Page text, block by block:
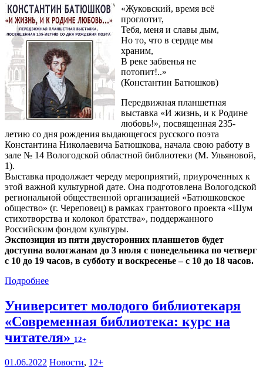
«Жуковский, время всё
проглотит,
Тебя, меня и славы дым,
Но то, что в сердце мы
храним,
В реке забвенья не
потопит!..»
(Константин Батюшков)
Передвижная планшетная
выставка «И жизнь, и к Родине
любовь!», посвященная 235-
летию со дня рождения выдающегося русского поэта
Константина Николаевича Батюшкова, начала свою работу в
зале № 14 Вологодской областной библиотеки (М. Ульяновой,
1).
Выставка продолжает череду мероприятий, приуроченных к
этой важной культурной дате. Она подготовлена Вологодской
региональной общественной организацией «Батюшковское
общество» (г. Череповец) в рамках грантового проекта «Шум
стихотворства и колокол братства», поддержанного
Российским фондом культуры.
Экспозиция из пяти двусторонних планшетов будет
доступна вологжанам до 3 июля с понедельника по четверг
с 10 до 19 часов, в субботу и воскресенье – с 10 до 18 часов.
Подробнее
Университет молодого библиотекаря
«Современная библиотека: курс на
читателя» 12+
01.06.2022 Новости, 12+